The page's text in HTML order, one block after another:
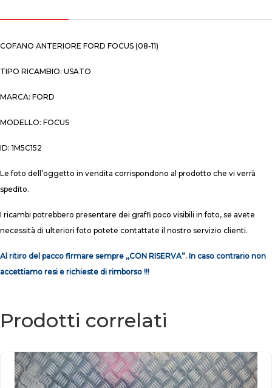
COFANO ANTERIORE FORD FOCUS (08-11)
TIPO RICAMBIO: USATO
MARCA: FORD
MODELLO: FOCUS
ID: 1M5C152
Le foto dell’oggetto in vendita corrispondono al prodotto che vi verrà
spedito.
I ricambi potrebbero presentare dei graffi poco visibili in foto, se avete
necessità di ulteriori foto potete contattate il nostro servizio clienti.
Al ritiro del pacco firmare sempre ,,CON RISERVA”. In caso contrario non
accettiamo resi e richieste di rimborso !!!
Prodotti correlati